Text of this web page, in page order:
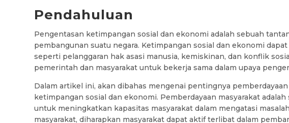
Pendahuluan
Pengentasan ketimpangan sosial dan ekonomi adalah sebuah
pembangunan suatu negara. Ketimpangan sosial dan ekonomi
seperti pelanggaran hak asasi manusia, kemiskinan, dan konflik
pemerintah dan masyarakat untuk bekerja sama dalam upaya
Dalam artikel ini, akan dibahas mengenai pentingnya
ketimpangan sosial dan ekonomi. Pemberdayaan masyarakat
untuk meningkatkan kapasitas masyarakat dalam mengatasi
masyarakat, diharapkan masyarakat dapat aktif terlibat dalam